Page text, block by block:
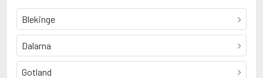
Blekinge
Dalarna
Gotland